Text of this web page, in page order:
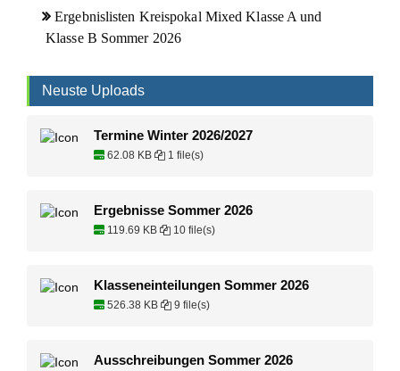
Ergebnislisten Kreispokal Mixed Klasse A und
Klasse B Sommer 2026
Neuste Uploads
Termine Winter 2026/2027
62.08 KB 1 file(s)
Ergebnisse Sommer 2026
119.69 KB 10 file(s)
Klasseneinteilungen Sommer 2026
526.38 KB 9 file(s)
Ausschreibungen Sommer 2026